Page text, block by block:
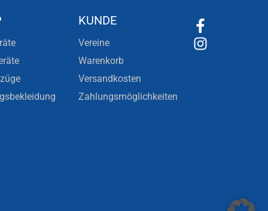
KUNDE
Vereine
Warenkorb
Versandkosten
Zahlungsmöglichkeiten